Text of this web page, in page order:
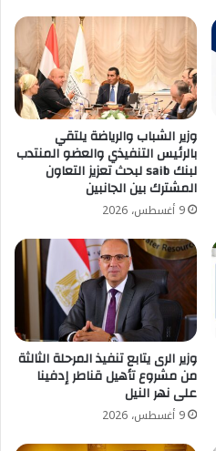
وزير الشباب والرياضة يلتقي
بالرئيس التنفيذي والعضو المنتدب
لبنك saib لبحث تعزيز التعاون
المشترك بين الجانبين
9 أغسطس، 2026
وزير الرى يتابع تنفيذ المرحلة الثالثة
من مشروع تأهيل قناطر إدفينا
على نهر النيل
9 أغسطس، 2026